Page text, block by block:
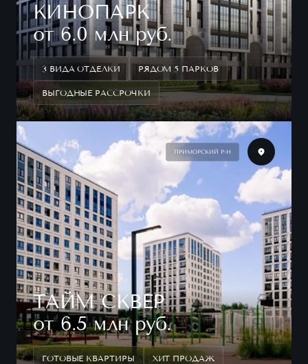
КИНОПАРК
от 6.0 млн руб.
3 ВИДА ОТДЕЛКИ РЯДОМ 5 ПАРКОВ
ВЫГОДНЫЕ РАССРОЧКИ
ПРИМОРСКИЙ Р-Н
ТАЙМ СКВЕР
от 6.5 млн руб.
ГОТОВЫЕ КВАРТИРЫ ХИТ ПРОДАЖ